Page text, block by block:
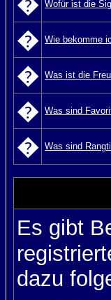
� Wofür ist die
� Wie bekomme
� Was ist die
� Was sind
� Was sind
Es gibt
dazu